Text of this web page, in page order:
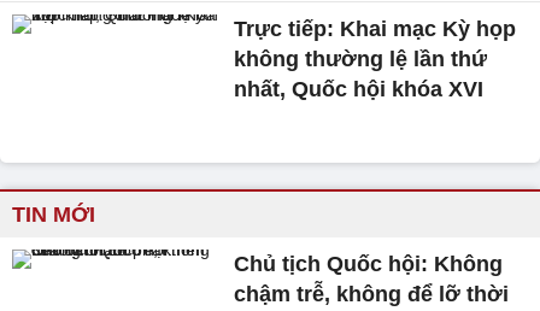
Trực tiếp: Khai mạc Kỳ họp
không thường lệ lần thứ
nhất, Quốc hội khóa XVI
TIN MỚI
Chủ tịch Quốc hội: Không
chậm trễ, không để lỡ thời